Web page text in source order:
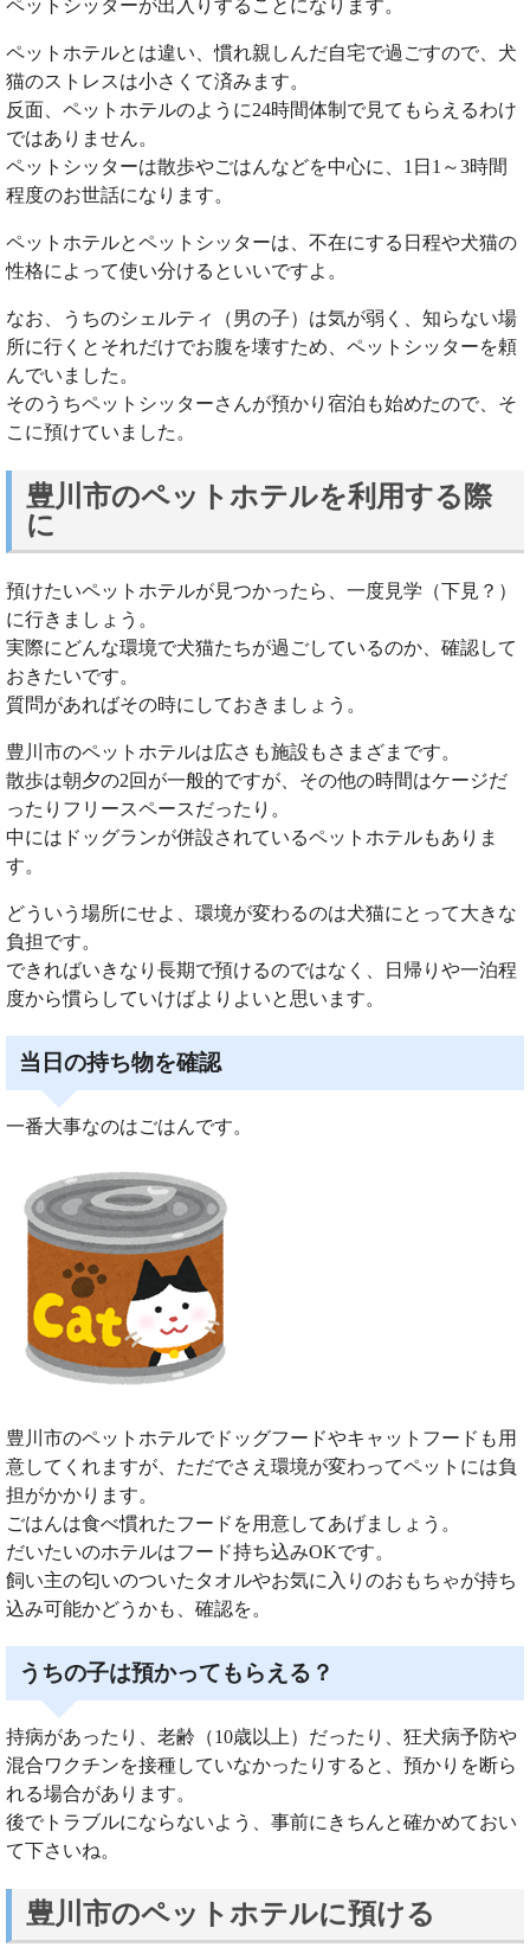
ペットシッターが出入りすることになります。
ペットホテルとは違い、慣れ親しんだ自宅で過ごすので、犬
猫のストレスは小さくて済みます。
反面、ペットホテルのように24時間体制で見てもらえるわけ
ではありません。
ペットシッターは散歩やごはんなどを中心に、1日1～3時間
程度のお世話になります。
ペットホテルとペットシッターは、不在にする日程や犬猫の
性格によって使い分けるといいですよ。
なお、うちのシェルティ（男の子）は気が弱く、知らない場
所に行くとそれだけでお腹を壊すため、ペットシッターを頼
んでいました。
そのうちペットシッターさんが預かり宿泊も始めたので、そ
こに預けていました。
豊川市のペットホテルを利用する際
に
預けたいペットホテルが見つかったら、一度見学（下見？）
に行きましょう。
実際にどんな環境で犬猫たちが過ごしているのか、確認して
おきたいです。
質問があればその時にしておきましょう。
豊川市のペットホテルは広さも施設もさまざまです。
散歩は朝夕の2回が一般的ですが、その他の時間はケージだ
ったりフリースペースだったり。
中にはドッグランが併設されているペットホテルもありま
す。
どういう場所にせよ、環境が変わるのは犬猫にとって大きな
負担です。
できればいきなり長期で預けるのではなく、日帰りや一泊程
度から慣らしていけばよりよいと思います。
当日の持ち物を確認
一番大事なのはごはんです。
豊川市のペットホテルでドッグフードやキャットフードも用
意してくれますが、ただでさえ環境が変わってペットには負
担がかかります。
ごはんは食べ慣れたフードを用意してあげましょう。
だいたいのホテルはフード持ち込みOKです。
飼い主の匂いのついたタオルやお気に入りのおもちゃが持ち
込み可能かどうかも、確認を。
うちの子は預かってもらえる？
持病があったり、老齢（10歳以上）だったり、狂犬病予防や
混合ワクチンを接種していなかったりすると、預かりを断ら
れる場合があります。
後でトラブルにならないよう、事前にきちんと確かめておい
て下さいね。
豊川市のペットホテルに預ける